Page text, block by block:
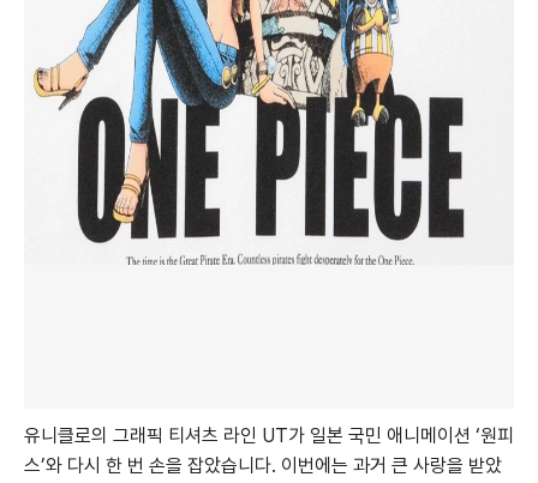
유니클로의 그래픽 티셔츠 라인 UT가 일본 국민 애니메이션 ‘원피
스’와 다시 한 번 손을 잡았습니다. 이번에는 과거 큰 사랑을 받았